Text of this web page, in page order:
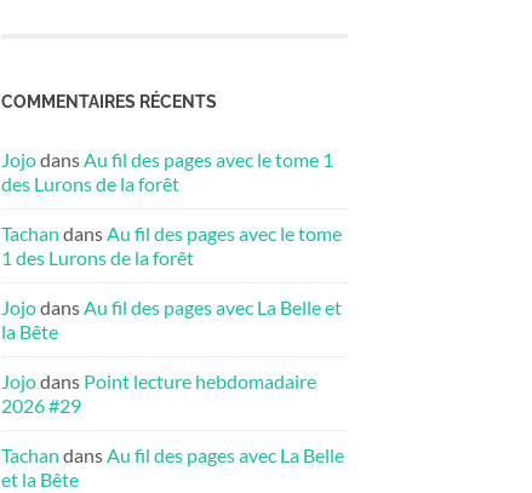
COMMENTAIRES RÉCENTS
JojodansAu fil des pages avec le tome 1
des Lurons de la forêt
Tachan dansAu fil des pages avec le tome
1 des Lurons de la forêt
JojodansAu fil des pages avec La Belle et
la Bête
Jojodans Point lecture hebdomadaire
2026 #29
Tachan dansAu fil des pages avec La Belle
et la Bête